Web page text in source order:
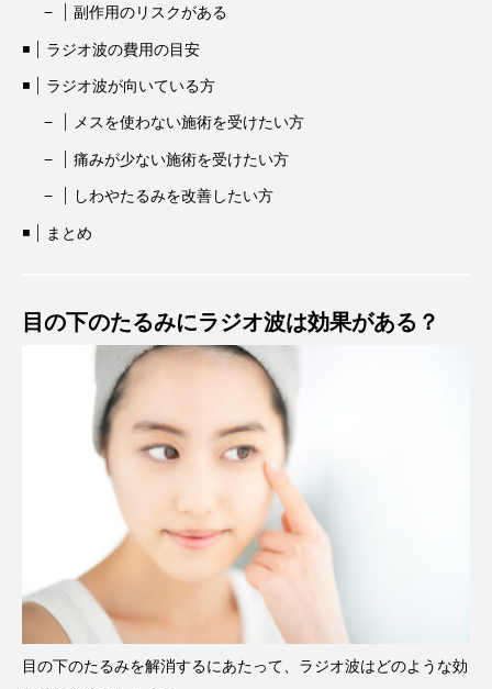
副作用のリスクがある
ラジオ波の費用の目安
ラジオ波が向いている方
メスを使わない施術を受けたい方
痛みが少ない施術を受けたい方
しわやたるみを改善したい方
まとめ
目の下のたるみにラジオ波は効果がある？
目の下のたるみを解消するにあたって、ラジオ波はどのような効